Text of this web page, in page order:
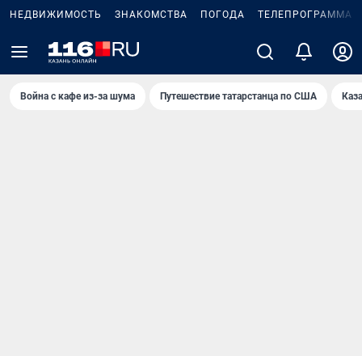
НЕДВИЖИМОСТЬ ЗНАКОМСТВА ПОГОДА ТЕЛЕПРОГРАММА
Война с кафе из-за шума Путешествие татарстанца по США